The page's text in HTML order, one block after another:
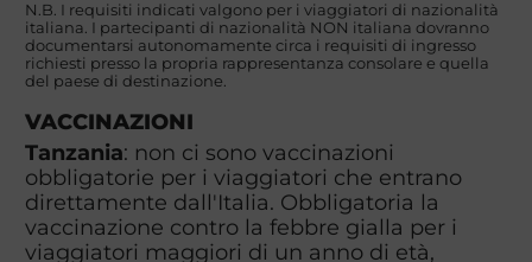
N.B. I requisiti indicati valgono per i viaggiatori di nazionalità
italiana. I partecipanti di nazionalità NON italiana dovranno
documentarsi autonomamente circa i requisiti di ingresso
richiesti presso la propria rappresentanza consolare e quella
del paese di destinazione.
VACCINAZIONI
Tanzania: non ci sono vaccinazioni
obbligatorie per i viaggiatori che entrano
direttamente dall'Italia. Obbligatoria la
vaccinazione contro la febbre gialla per i
viaggiatori maggiori di un anno di età,